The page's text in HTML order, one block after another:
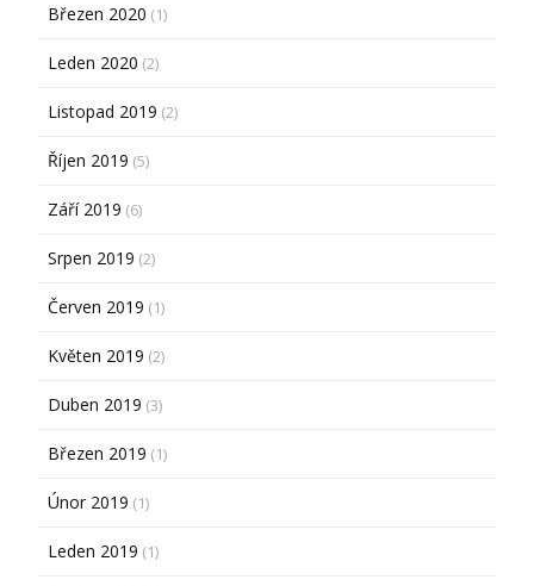
Březen 2020 (1)
Leden 2020 (2)
Listopad 2019 (2)
Říjen 2019 (5)
Září 2019 (6)
Srpen 2019 (2)
Červen 2019 (1)
Květen 2019 (2)
Duben 2019 (3)
Březen 2019 (1)
Únor 2019 (1)
Leden 2019 (1)